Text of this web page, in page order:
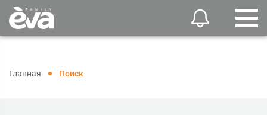
Главная Поиск